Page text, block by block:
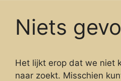
Niets
Het lijkt erop dat we niet
naar zoekt. Misschien